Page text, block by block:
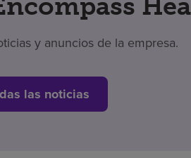
y anuncios de la empresa.
las noticias